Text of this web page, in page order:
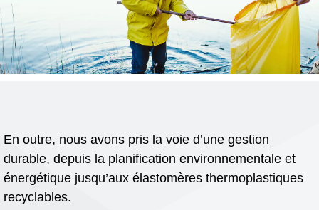
En outre, nous avons pris la voie d’une gestion
durable, depuis la planification environnementale et
énergétique jusqu’aux élastomères thermoplastiques
recyclables.